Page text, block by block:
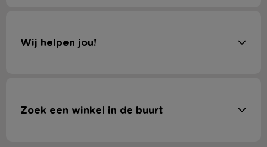
Wij helpen jou!
Zoek een winkel in de buurt